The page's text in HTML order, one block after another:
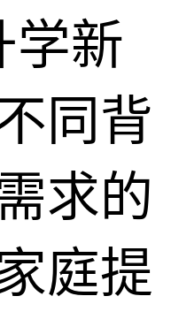
学新
同背
求的
庭提